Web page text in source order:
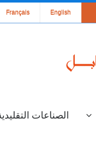
Français English
الصناعات